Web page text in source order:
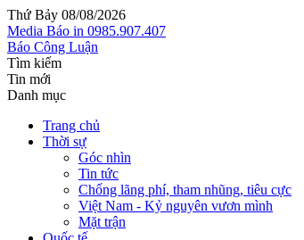
Thứ Bảy 08/08/2026
Media Báo in 0985.907.407
Báo Công Luận
Tìm kiếm
Tin mới
Danh mục
Trang chủ
Thời sự
Góc nhìn
Tin tức
Chống lãng phí, tham nhũng, tiêu cực
Việt Nam - Kỷ nguyên vươn mình
Mặt trận